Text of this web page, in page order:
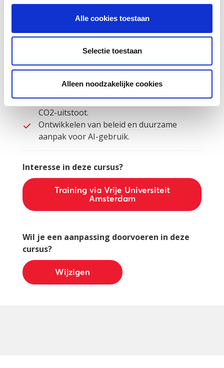
Alle cookies toestaan
Selectie toestaan
Alleen noodzakelijke cookies
Wat wordt behandeld
Verschillende soorten AI en hun
toepassingen in NT2-lessen.
Praktische handvatten voor het maken van
taalvaardigheid.
Ethische aspecten van AI, zoals privacy en
CO2-uitstoot.
Ontwikkelen van beleid en duurzame
aanpak voor AI-gebruik.
Interesse in deze cursus?
Training via Vrije Universiteit
Amsterdam
Wil je een aanpassing doorvoeren in deze
cursus?
Wijzigen